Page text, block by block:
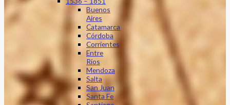
Buenos
Aires
Catamarca
Córdoba
Corrientes
Entre
Ríos
Mendoza
Salta
San Juan
Santa Fe